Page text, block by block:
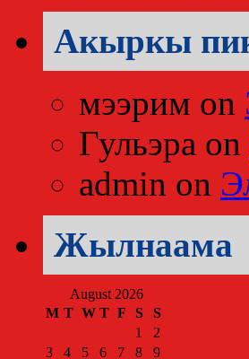
Акыркы
мээрим on
Гульэра on
admin on
Жылнаама
August 2026
M T W T F S
S
1
2
3
4 5 6 7 8 9